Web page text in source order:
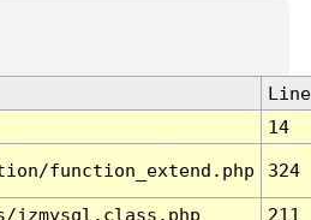
Line
14
function_extend.php 324
jzmysql.class.php
211